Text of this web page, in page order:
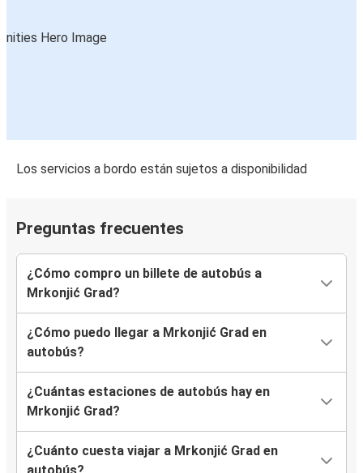
Los servicios a bordo están sujetos a disponibilidad
Preguntas frecuentes
¿Cómo compro un billete de autobús a
Mrkonjić Grad?
¿Cómo puedo llegar a Mrkonjić Grad en
autobús?
¿Cuántas estaciones de autobús hay en
Mrkonjić Grad?
¿Cuánto cuesta viajar a Mrkonjić Grad en